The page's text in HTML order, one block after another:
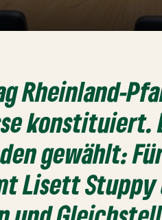
Rheinland-
konstituiert.
gewählt:
Lisett Stuppy